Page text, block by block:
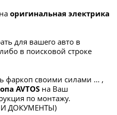
оригинальная электрика
для вашего авто в
в поисковой строке
фаркоп своими силами ... ,
AVTOS на Ваш
по монтажу.
И ДОКУМЕНТЫ)